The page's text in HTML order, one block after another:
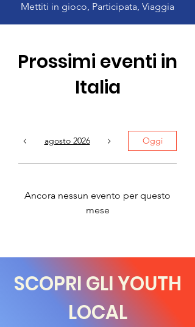
Mettiti in gioco, Participata, Viaggia
Prossimi eventi in
Italia
agosto 2026 Oggi
Ancora nessun evento per questo
mese
SCOPRI GLI YOUTH
LOCAL